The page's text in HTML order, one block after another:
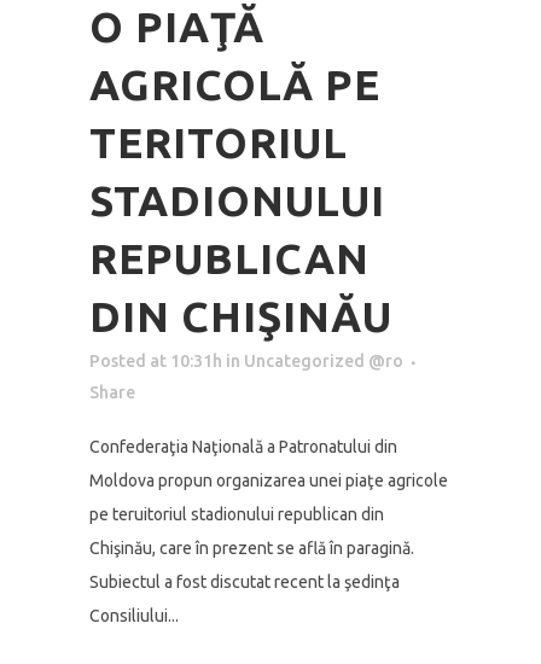
O PIAŢĂ
AGRICOLĂ PE
TERITORIUL
STADIONULUI
REPUBLICAN
DIN CHIŞINĂU
Posted at 10:31h in Uncategorized @ro
Share
Confederaţia Naţională a Patronatului din
Moldova propun organizarea unei piaţe agricole
pe teruitoriul stadionului republican din
Chişinău, care în prezent se află în paragină.
Subiectul a fost discutat recent la şedinţa
Consiliului...